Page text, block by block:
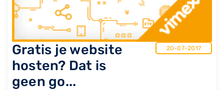
Gratis je website
hosten? Dat is
geen go...
20-07-2017